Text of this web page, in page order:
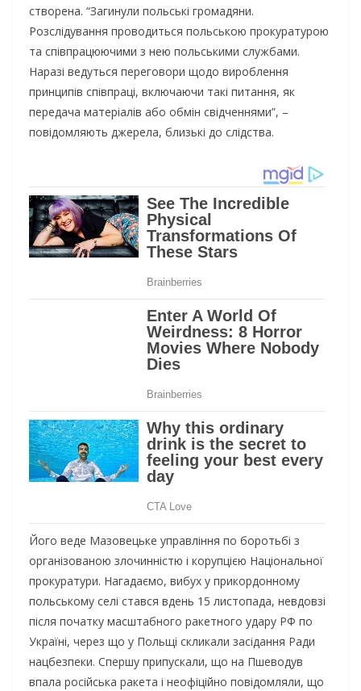
створена. “Загинули польські громадяни.
Розслідування проводиться польською прокуратурою
та співпрацюючими з нею польськими службами.
Наразі ведуться переговори щодо вироблення
принципів співпраці, включаючи такі питання, як
передача матеріалів або обмін свідченнями”, –
повідомляють джерела, близькі до слідства.
Його веде Мазовецьке управління по боротьбі з
організованою злочинністю і корупцією Національної
прокуратури. Нагадаємо, вибух у прикордонному
польському селі стався вдень 15 листопада, невдовзі
після початку масштабного ракетного удару РФ по
Україні, через що у Польщі скликали засідання Ради
нацбезпеки. Спершу припускали, що на Пшеводув
впала російська ракета і неофіційно повідомляли, що